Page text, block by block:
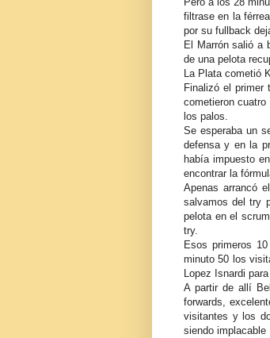
filtrase en la
por su fullback
El Marrón salió a
de una pelota
La Plata cometió
Finalizó el primer
cometieron
los palos.
Se esperaba un
defensa y en la
había impuesto
encontrar la
Apenas arrancó
salvamos del try
pelota en el
try.
Esos primeros
minuto 50 los
Lopez Isnardi
A partir de allí
forwards,
visitantes y los
siendo